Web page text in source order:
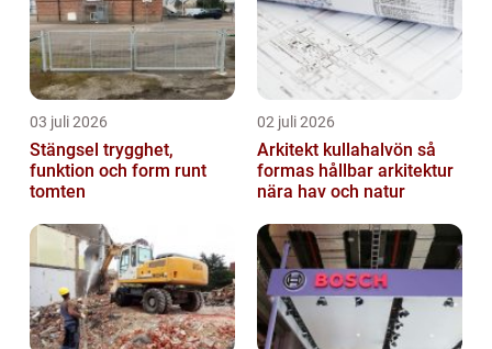
03 juli 2026
Stängsel trygghet,
funktion och form runt
tomten
02 juli 2026
Arkitekt kullahalvön så
formas hållbar arkitektur
nära hav och natur